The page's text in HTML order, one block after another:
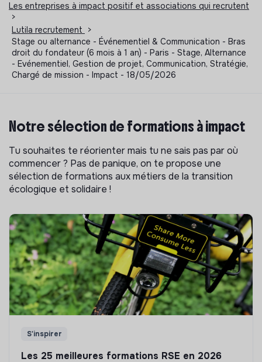
Les entreprises à impact positif et associations qui recrutent
>
Lutila recrutement
>
Stage ou alternance - Événementiel & Communication - Bras
droit du fondateur (6 mois à 1 an) - Paris - Stage, Alternance
- Evénementiel, Gestion de projet, Communication, Stratégie,
Chargé de mission - Impact - 18/05/2026
Notre sélection de formations à impact
Tu souhaites te réorienter mais tu ne sais pas par où
commencer ? Pas de panique, on te propose une
sélection de formations aux métiers de la transition
écologique et solidaire !
S'inspirer
Les 25 meilleures formations RSE en 2026